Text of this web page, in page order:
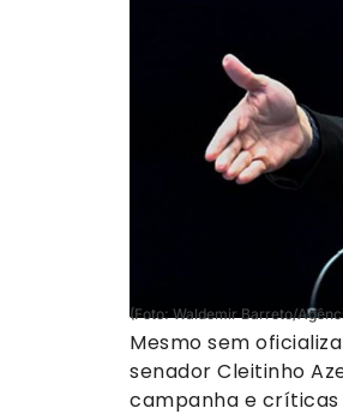
(Foto: Waldemir Barreto/
Mesmo sem
senador Cleitinho
campanha e